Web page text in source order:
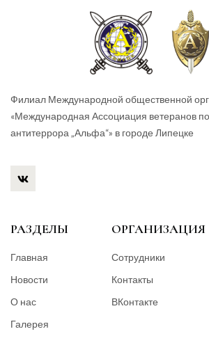
Филиал Международной общественной
«Международная Ассоциация ветеранов
антитеррора „Альфа“» в городе Липецке
РАЗДЕЛЫ
Главная
Новости
О нас
Галерея
ОРГАНИЗАЦИЯ
Сотрудники
Контакты
ВКонтакте